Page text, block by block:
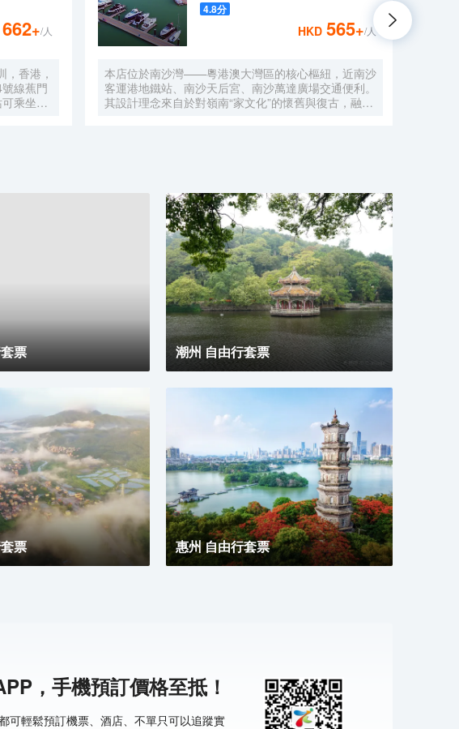
662+/人
香港，
線蕉門
乘坐機
與體
人碼頭
可盡情
快的親
會議場
會需
沙，遇
4.8分
HKD 565+/人
本店位於南沙灣——粵港澳大灣區的核心樞紐，近南沙
客運港地鐵站、南沙天后宮、南沙萬達廣場交通便利。
其設計理念來自於對嶺南“家文化”的懷舊與復古，融合
室，主要提供早餐、茶點、飲品、簡餐等服務；同時亦
與中國大陸獲得“五金錨”獎的南沙遊艇會提供宴會/婚
宴/會議、中西式餐飲、遊艇觀光/租賃、帆船租賃/體
驗、遊艇帆船駕證考取等不同種服務功能，打造出一種
特色的休閒度假空間。
票 潮州 自由行套票
票 惠州 自由行套票
，手機預訂價格至抵！
可輕鬆預訂機票、酒店、不單只可以追蹤實